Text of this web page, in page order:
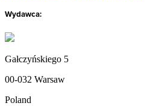
Wydawca:
Gałczyńskiego 5
00-032 Warsaw
Poland